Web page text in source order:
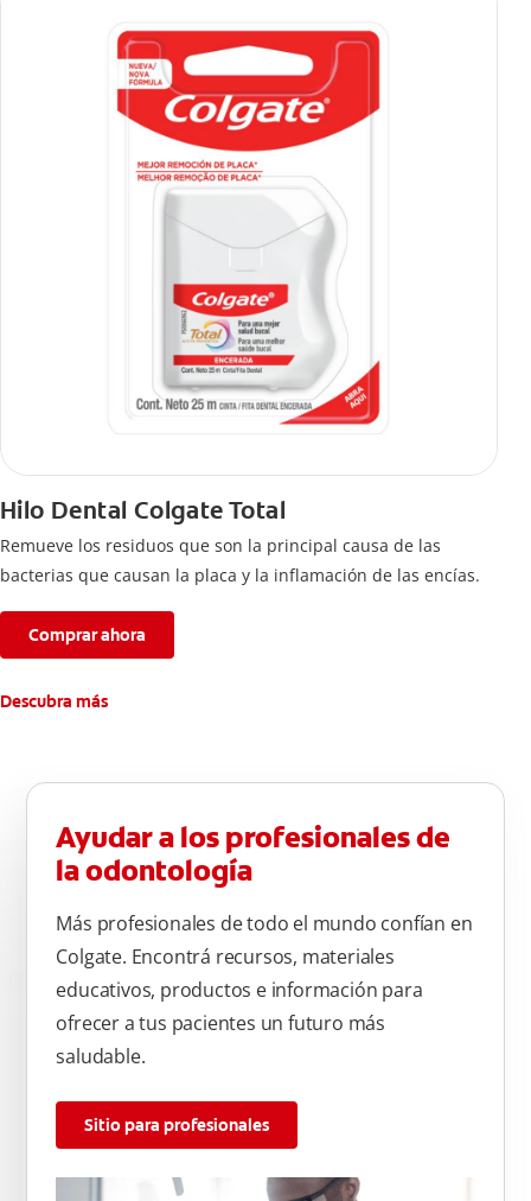
Hilo Dental Colgate Total
Remueve los residuos que son la principal causa de las
bacterias que causan la placa y la inflamación de las encías.
Comprar ahora
Descubra más
Ayudar a los profesionales de
la odontología
Más profesionales de todo el mundo confían en
Colgate. Encontrá recursos, materiales
educativos, productos e información para
ofrecer a tus pacientes un futuro más
saludable.
Sitio para profesionales